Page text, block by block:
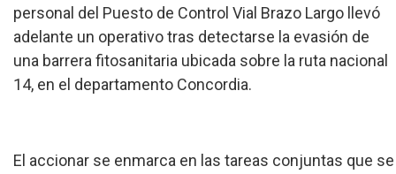
personal del Puesto de Control Vial Brazo Largo llevó
adelante un operativo tras detectarse la evasión de
una barrera fitosanitaria ubicada sobre la ruta nacional
14, en el departamento Concordia.
El accionar se enmarca en las tareas conjuntas que se